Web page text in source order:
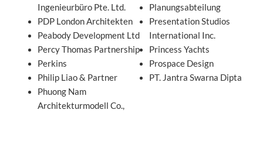
Ingenieurbüro Pte. Ltd.
PDP London Architekten
Peabody Development Ltd
Percy Thomas Partnership
Perkins
Philip Liao & Partner
Phuong Nam
Architekturmodell Co.,
Planungsabteilung
Presentation Studios
International Inc.
Princess Yachts
Prospace Design
PT. Jantra Swarna Dipta